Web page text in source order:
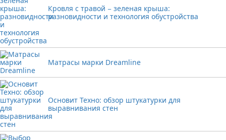
Кровля с травой − зеленая крыша:
разновидности и технология обустройства
Матрасы марки Dreamline
Основит Техно: обзор штукатурки для
выравнивания стен